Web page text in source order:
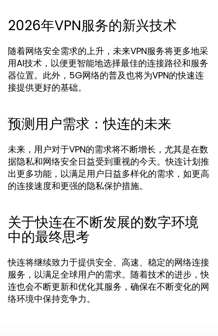
2026年VPN服务的新兴技术
随着网络安全需求的上升，未来VPN服务将更多地采
用AI技术，以便更智能地选择最佳的连接路径和服务
器位置。此外，5G网络的普及也将为VPN的快速连
接提供更好的基础。
预测用户需求：快连的未来
未来，用户对于VPN的需求将不断增长，尤其是在数
据隐私和网络安全日益受到重视的今天。快连计划推
出更多功能，以满足用户日益多样化的需求，如更高
的连接速度和更强的隐私保护措施。
关于快连在不断发展的数字环境
中的最终思考
快连将继续致力于提供安全、高速、稳定的网络连接
服务，以满足全球用户的需求。随着技术的进步，快
连也会不断更新和优化其服务，确保在不断变化的网
络环境中保持竞争力。